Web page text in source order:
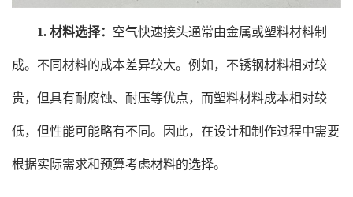
1. 材料选择： 空气快速接头通常由金属或塑料材料制
成。不同材料的成本差异较大。例如，不锈钢材料相对较
贵，但具有耐腐蚀、耐压等优点，而塑料材料成本相对较
低，但性能可能略有不同。因此，在设计和制作过程中需要
根据实际需求和预算考虑材料的选择。